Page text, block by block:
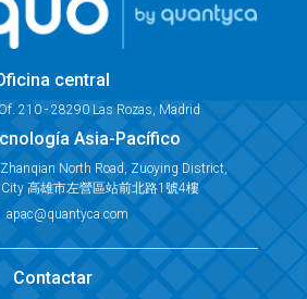
central
210 - 28290 Las Rozas, Madrid
Asia-Pacífico
North Road, Zuoying District,
高雄市左營區站前北路1號4樓
apac@quantyca.com
Contactar